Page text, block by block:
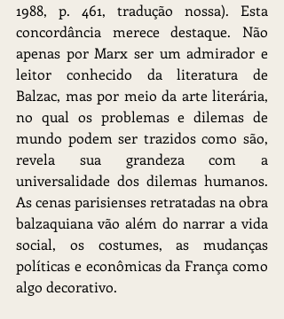
1988, p. 461, tradução nossa). Esta
concordância merece destaque. Não
apenas por Marx ser um admirador e
leitor conhecido da literatura de
Balzac, mas por meio da arte literária,
no qual os problemas e dilemas de
mundo podem ser trazidos como são,
revela sua grandeza com a
universalidade dos dilemas humanos.
As cenas parisienses retratadas na obra
balzaquiana vão além do narrar a vida
social, os costumes, as mudanças
políticas e econômicas da França como
algo decorativo.